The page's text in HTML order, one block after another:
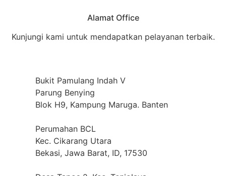
Alamat Office
Kunjungi kami untuk mendapatkan pelayanan terbaik.
Bukit Pamulang Indah V
Parung Benying
Blok H9, Kampung Maruga. Banten
Perumahan BCL
Kec. Cikarang Utara
Bekasi, Jawa Barat, ID, 17530